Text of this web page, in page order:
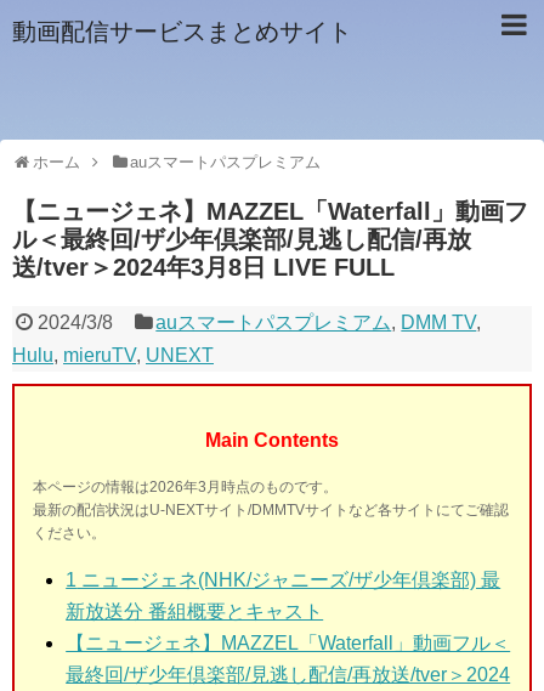
動画配信サービスまとめサイト
ホーム auスマートパスプレミアム
【ニュージェネ】MAZZEL「Waterfall」動画フ
ル＜最終回/ザ少年倶楽部/見逃し配信/再放
送/tver＞2024年3月8日 LIVE FULL
2024/3/8 auスマートパスプレミアム, DMM TV,
Hulu, mieruTV, UNEXT
Main Contents
本ページの情報は2026年3月時点のものです。
最新の配信状況はU-NEXTサイト/DMMTVサイトなど各サイトにてご確認
ください。
1 ニュージェネ(NHK/ジャニーズ/ザ少年倶楽部) 最
新放送分 番組概要とキャスト
【ニュージェネ】MAZZEL「Waterfall」動画フル＜
最終回/ザ少年倶楽部/見逃し配信/再放送/tver＞2024